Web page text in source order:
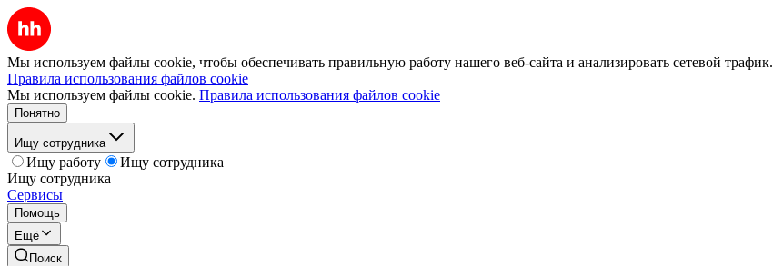
Мы используем файлы cookie, чтобы обеспечивать правильную работу нашего веб-сайта и анализировать сетевой трафик.
Правила использования файлов cookie
Мы используем файлы cookie. Правила использования файлов cookie
Понятно
Ищу сотрудника
Ищу работу
Ищу сотрудника
Ищу сотрудника
Сервисы
Помощь
Ещё
Поиск